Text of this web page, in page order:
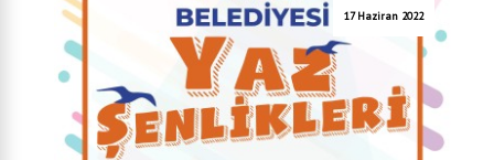
17 Haziran 2022